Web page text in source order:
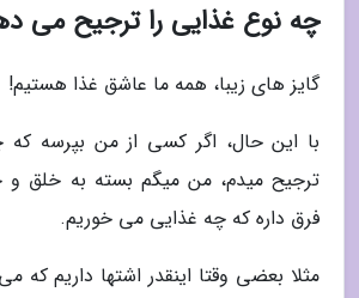
چه نوع غذایی را ترجیح می
گایز های زیبا، همه ما عاشق غذا هستیم!
با این حال، اگر کسی از من بپرسه
ترجیح میدم، من میگم بسته به خلق و
فرق داره که چه غذایی می خوریم.